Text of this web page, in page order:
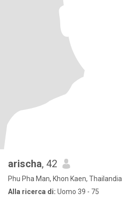
arischa, 42
Phu Pha Man, Khon Kaen, Thailandia
Alla ricerca di: Uomo 39 - 75